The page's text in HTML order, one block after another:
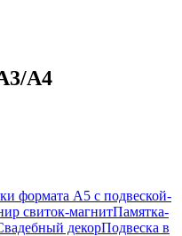
A4
формата А5 с подвеской-
свиток-магнитПамятка-
декорПодвеска в